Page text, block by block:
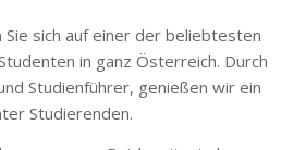
sich auf einer der beliebtesten
in ganz Österreich. Durch
Studienführer, genießen wir ein
Studierenden.